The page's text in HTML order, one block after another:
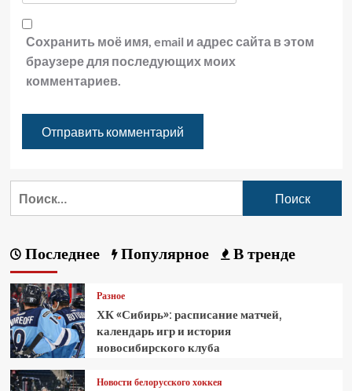
Сохранить моё имя, email и адрес сайта в этом
браузере для последующих моих
комментариев.
Последнее Популярное В тренде
Разное
ХК «Сибирь»: расписание матчей,
календарь игр и история
новосибирского клуба
Новости белорусского хоккея